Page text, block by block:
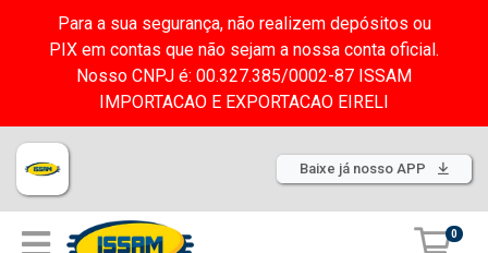
Para a sua segurança, não realizem depósitos ou
PIX em contas que não sejam a nossa conta oficial.
Nosso CNPJ é: 00.327.385/0002-87 ISSAM
IMPORTACAO E EXPORTACAO EIRELI
Baixe já nosso APP
0